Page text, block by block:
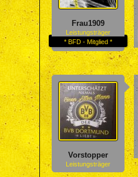
Frau1909
Leistungsträger
* BFD - Mitglied *
Vorstopper
Leistungsträger